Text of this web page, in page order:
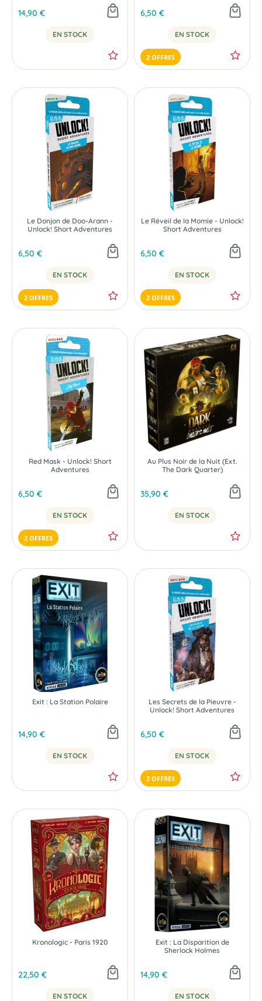
14,90 €
EN STOCK
6,50 €
EN STOCK
2 OFFRES
Le Donjon de Doo-Arann -
Unlock! Short Adventures
6,50 €
EN STOCK
2 OFFRES
Le Réveil de la Momie - Unlock!
Short Adventures
6,50 €
EN STOCK
2 OFFRES
Red Mask - Unlock! Short
Adventures
6,50 €
EN STOCK
2 OFFRES
Au Plus Noir de la Nuit (Ext.
The Dark Quarter)
35,90 €
EN STOCK
Exit : La Station Polaire
14,90 €
EN STOCK
Les Secrets de la Pieuvre -
Unlock! Short Adventures
6,50 €
EN STOCK
2 OFFRES
Kronologic - Paris 1920
22,50 €
EN STOCK
Exit : La Disparition de
Sherlock Holmes
14,90 €
EN STOCK